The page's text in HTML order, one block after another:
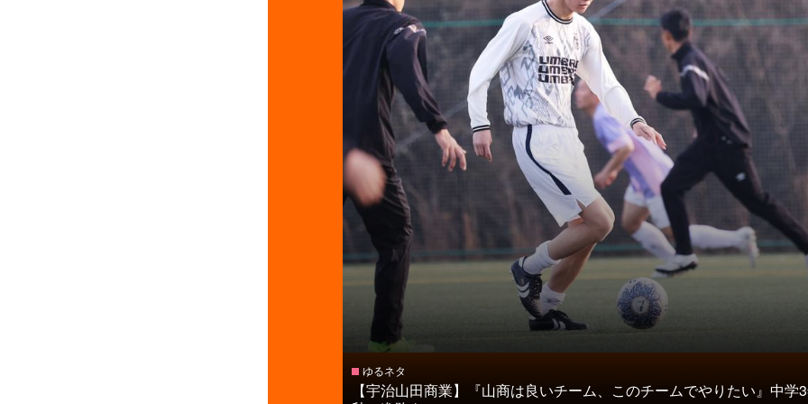
ゆるネタ
【宇治山田商業】『山商は良いチーム、このチームでやりたい』中学